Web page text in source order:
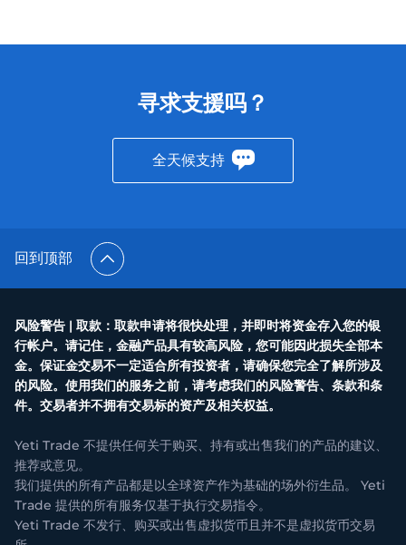
寻求支援吗？
全天候支持
回到顶部
风险警告 | 取款：取款申请将很快处理，并即时将资金存入您的银
行帐户。请记住，金融产品具有较高风险，您可能因此损失全部本
金。保证金交易不一定适合所有投资者，请确保您完全了解所涉及
的风险。使用我们的服务之前，请考虑我们的风险警告、条款和条
件。交易者并不拥有交易标的资产及相关权益。
Yeti Trade 不提供任何关于购买、持有或出售我们的产品的建议、
推荐或意见。
我们提供的所有产品都是以全球资产作为基础的场外衍生品。 Yeti
Trade 提供的所有服务仅基于执行交易指令。
Yeti Trade 不发行、购买或出售虚拟货币且并不是虚拟货币交易